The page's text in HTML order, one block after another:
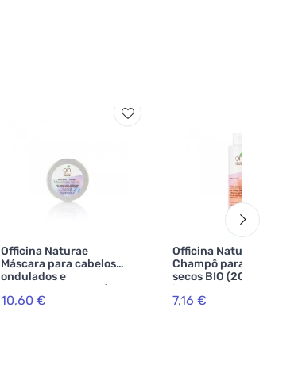
Officina Naturae
Máscara para cabelos
ondulados e
encaracolados BIO (150
ml) - torna a penteação
10,60 €
Officina Naturae
Champô para cabelos
secos BIO (200 ml) -
ideal para pontas
espigadas
7,16 €